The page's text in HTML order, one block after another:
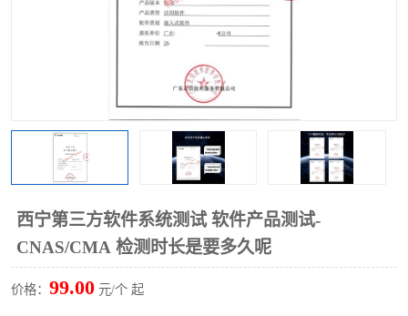
西宁第三方软件系统测试 软件产品测试-
CNAS/CMA 检测时长是要多久呢
价格： 99.00 元/个 起